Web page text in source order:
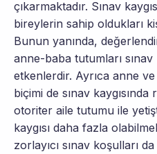
çıkarmaktadır. Sınav
bireylerin sahip oldukları
Bunun yanında,
anne-baba tutumları
etkenlerdir. Ayrıca anne
biçimi de sınav
otoriter aile tutumu ile
kaygısı daha fazla
zorlayıcı sınav koşulları